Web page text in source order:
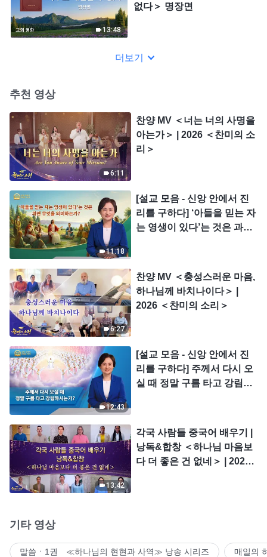
13:48
없다＞ 명장면
더보기
추천 영상
6:11
찬양 MV ＜너는 너의 사명을
아는가＞ | 2026 ＜찬미의 소
리＞
11:18
[설교 모음 - 신앙 안에서 진
리를 구하다] ‘아들을 믿는 자
는 영생이 있다’는 것은 과연
6:27
찬양 MV ＜충성스러운 마음,
하나님께 바치나이다＞ |
2026 ＜찬미의 소리＞
12:43
[설교 모음 - 신앙 안에서 진
리를 구하다] 주께서 다시 오
실 때 정말 구름 타고 강림하
13:42
각국 사람들 중국어 배우기 |
낭독&합창 ＜하나님 마음보
다 더 좋은 건 없네＞ | 2026
기타 영상
말씀ㆍ1권 ≪하나님의 현현과 사역≫ 낭송 시리즈 매일의